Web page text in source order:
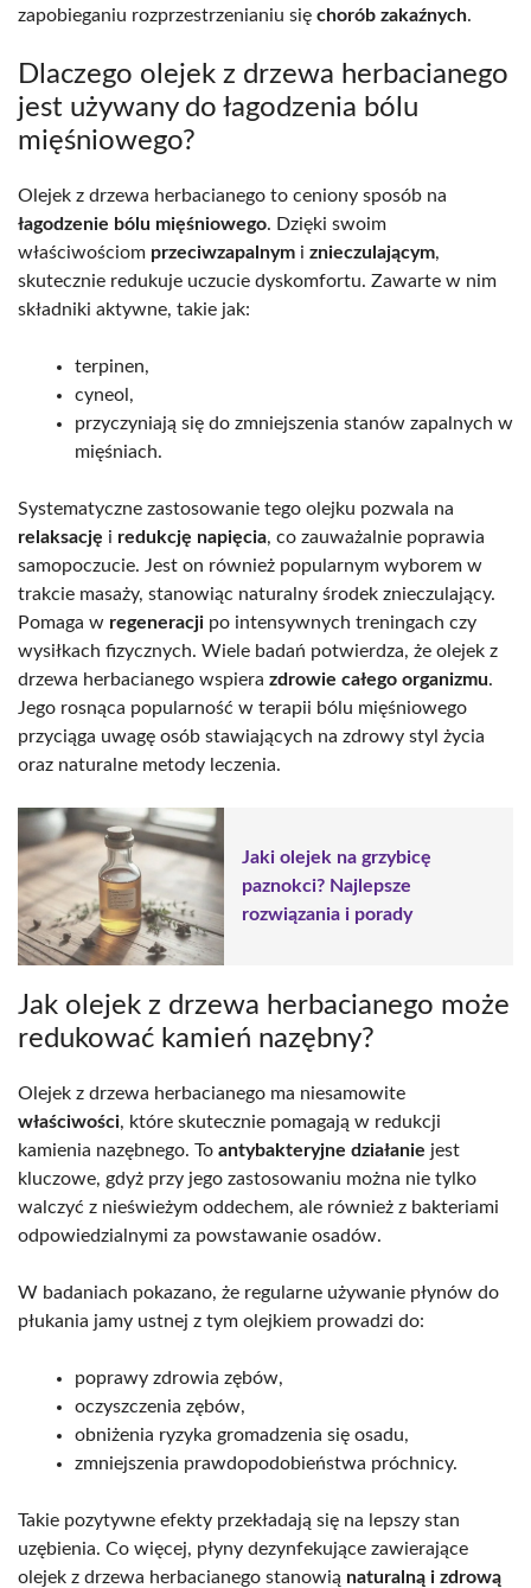
zapobieganiu rozprzestrzenianiu się chorób zakaźnych.
Dlaczego olejek z drzewa herbacianego
jest używany do łagodzenia bólu
mięśniowego?
Olejek z drzewa herbacianego to ceniony sposób na
łagodzenie bólu mięśniowego. Dzięki swoim
właściwościom przeciwzapalnym i znieczulającym,
skutecznie redukuje uczucie dyskomfortu. Zawarte w nim
składniki aktywne, takie jak:
terpinen,
cyneol,
przyczyniają się do zmniejszenia stanów zapalnych w
mięśniach.
Systematyczne zastosowanie tego olejku pozwala na
relaksację i redukcję napięcia, co zauważalnie poprawia
samopoczucie. Jest on również popularnym wyborem w
trakcie masaży, stanowiąc naturalny środek znieczulający.
Pomaga w regeneracji po intensywnych treningach czy
wysiłkach fizycznych. Wiele badań potwierdza, że olejek z
drzewa herbacianego wspiera zdrowie całego organizmu.
Jego rosnąca popularność w terapii bólu mięśniowego
przyciąga uwagę osób stawiających na zdrowy styl życia
oraz naturalne metody leczenia.
Jaki olejek na grzybicę
paznokci? Najlepsze
rozwiązania i porady
Jak olejek z drzewa herbacianego może
redukować kamień nazębny?
Olejek z drzewa herbacianego ma niesamowite
właściwości, które skutecznie pomagają w redukcji
kamienia nazębnego. To antybakteryjne działanie jest
kluczowe, gdyż przy jego zastosowaniu można nie tylko
walczyć z nieświeżym oddechem, ale również z bakteriami
odpowiedzialnymi za powstawanie osadów.
W badaniach pokazano, że regularne używanie płynów do
płukania jamy ustnej z tym olejkiem prowadzi do:
poprawy zdrowia zębów,
oczyszczenia zębów,
obniżenia ryzyka gromadzenia się osadu,
zmniejszenia prawdopodobieństwa próchnicy.
Takie pozytywne efekty przekładają się na lepszy stan
uzębienia. Co więcej, płyny dezynfekujące zawierające
olejek z drzewa herbacianego stanowią naturalną i zdrową